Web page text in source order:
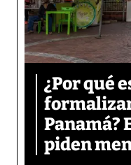
¿Por qué
Panamá?
piden